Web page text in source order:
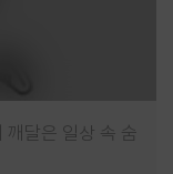
깨달은 일상 속 숨